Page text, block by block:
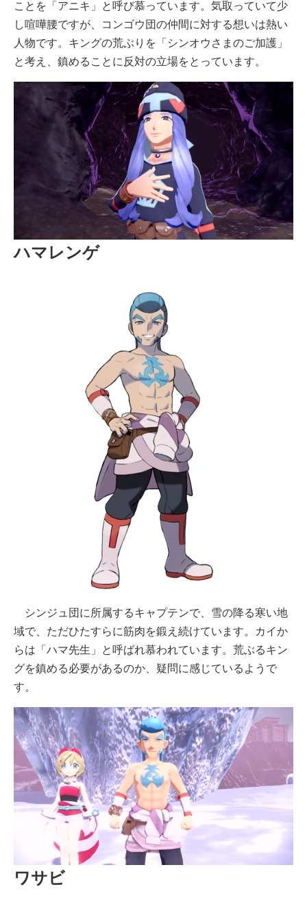
ことを「アニキ」と呼び慕っています。気取っていて少
し喧嘩腰ですが、コンゴウ団の仲間に対する想いは熱い
人物です。キングの荒ぶりを「シンオウさまのご加護」
と考え、鎮めることに反対の立場をとっています。
ハマレンゲ
シンジュ団に所属するキャプテンで、雪の降る寒い地
域で、ただひたすらに筋肉を鍛え続けています。カイか
らは「ハマ先生」と呼ばれ慕われています。荒ぶるキン
グを鎮める必要があるのか、疑問に感じているようで
す。
ワサビ